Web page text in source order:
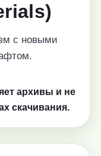
с новыми
архивы и не
скачивания.